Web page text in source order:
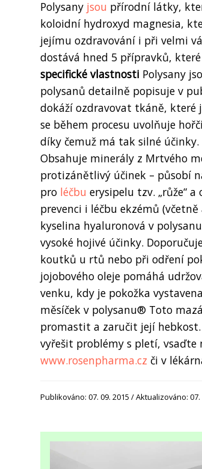
Polysany jsou přírodní látky,
koloidní hydroxyd magnesia,
jejímu ozdravování i při velmi
dostává hned 5 přípravků,
specifické vlastnosti Polysany
polysanů detailně popisuje v
dokáží ozdravovat tkáně, které
se během procesu uvolňuje
díky čemuž má tak silné účinky.
Obsahuje minerály z Mrtvého
protizánětlivý účinek – působí
pro léčbu erysipelu tzv. „růže“
prevenci i léčbu ekzémů
kyselina hyaluronová v
vysoké hojivé účinky.
koutků u rtů nebo při odření
jojobového oleje pomáhá
venku, kdy je pokožka
měsíček v polysanu® Toto
promastit a zaručit její
vyřešit problémy s pletí, vsaďte
www.rosenpharma.cz či v
Publikováno: 07. 09. 2015 / Aktualizováno: 07.